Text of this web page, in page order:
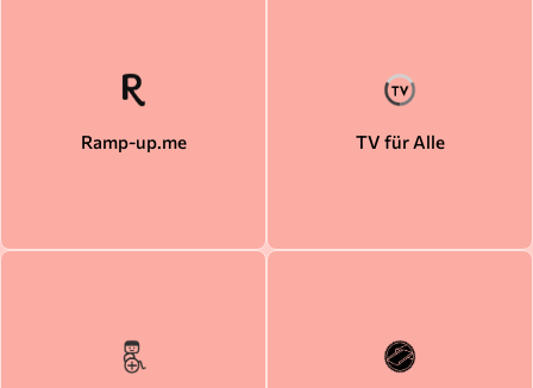
Ramp-up.me TV für Alle